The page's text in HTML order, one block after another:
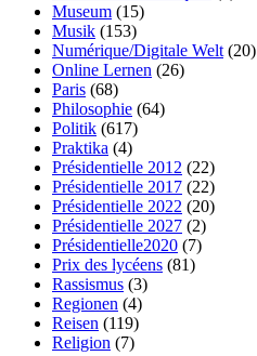
Museum (15)
Musik (153)
Numérique/Digitale Welt (20)
Online Lernen (26)
Paris (68)
Philosophie (64)
Politik (617)
Praktika (4)
Présidentielle 2012 (22)
Présidentielle 2017 (22)
Présidentielle 2022 (20)
Présidentielle 2027 (2)
Présidentielle2020 (7)
Prix des lycéens (81)
Rassismus (3)
Regionen (4)
Reisen (119)
Religion (7)